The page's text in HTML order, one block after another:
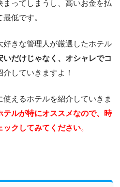
まってしまうし、高いお金を払
低です。
好きな管理人が厳選したホテル
いだけじゃなく、オシャレでコ
介していきますよ！
えるホテルを紹介していきま
ルが特にオススメなので、時
ックしてみてください。